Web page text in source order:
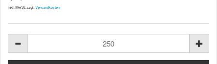
inkl. MwSt. zzgl. Versandkosten